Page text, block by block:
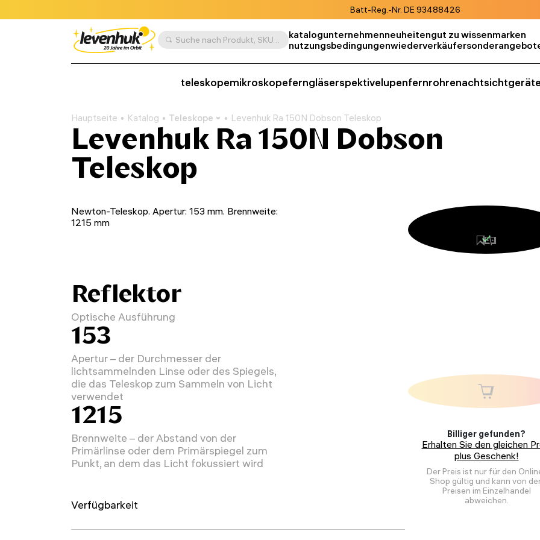
Batt-Reg.-Nr. DE 93488426
Suche nach Produkt, SKU, Kategorie, usw. katalogunternehmenneuheitengut zu wissenmarken
nutzungsbedingungenwiederverkäufer
teleskopemikroskopeferngläserspektivelupenfernrohrenachtsichtgeräte
Hauptseite Katalog Teleskope Levenhuk Ra 150N Dobson Teleskop
Levenhuk Ra 150N Dobson
Teleskop
Billiger gefunden?
Erhalten Sie den gleichen
plus Geschenk!
Der Preis ist nur für den
Shop gültig und kann von
Preisen im Einzelhandel
abweichen.
Newton-Teleskop. Apertur: 153 mm. Brennweite:
1215 mm
Reflektor
Optische Ausführung
153
Apertur – der Durchmesser der
lichtsammelnden Linse oder des Spiegels,
die das Teleskop zum Sammeln von Licht
verwendet
1215
Brennweite – der Abstand von der
Primärlinse oder dem Primärspiegel zum
Punkt, an dem das Licht fokussiert wird
Verfügbarkeit